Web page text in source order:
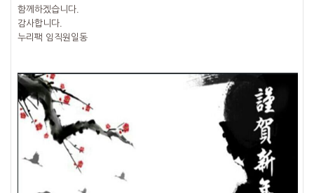
함께하겠습니다.
감사합니다.
누리팩 임직원일동